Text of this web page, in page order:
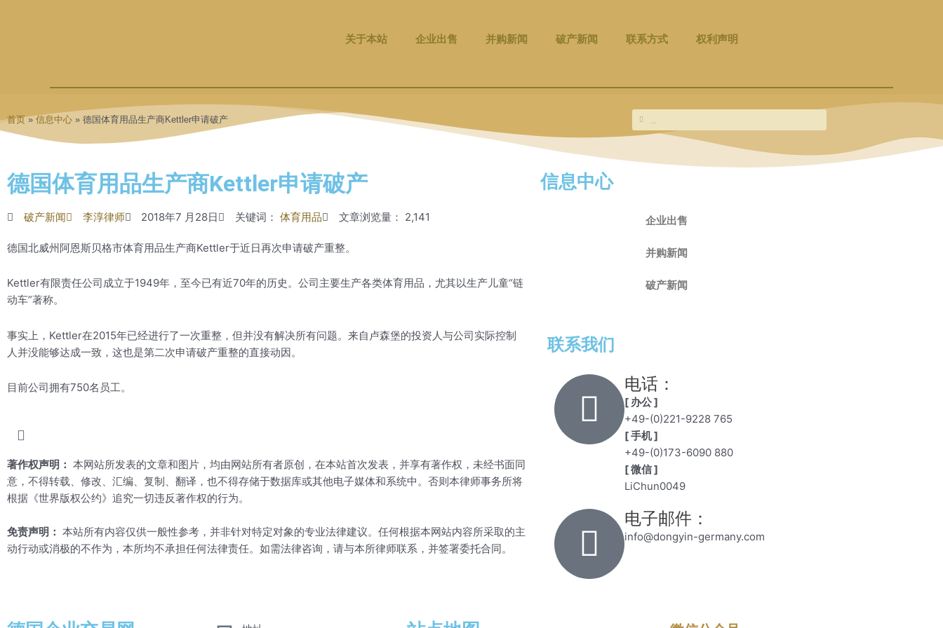
关于本站 企业出售 并购新闻 破产新闻 联系方式 权利声明
首页» 信息中心 » 德国体育用品生产商Kettler申请破产 Search
Search
德国体育用品生产商Kettler申请破产
破产新闻 李淳律师 2018年7 月28日 关键词： 体育用品 文章浏览量： 2,141
德国北威州阿恩斯贝格市体育用品生产商Kettler于近日再次申请破产重整。
Kettler有限责任公司成立于1949年，至今已有近70年的历史。公司主要生产各类体育用品，尤其以生产儿童“链
动车”著称。
事实上，Kettler在2015年已经进行了一次重整，但并没有解决所有问题。来自卢森堡的投资人与公司实际控制
人并没能够达成一致，这也是第二次申请破产重整的直接动因。
目前公司拥有750名员工。
著作权声明： 本网站所发表的文章和图片，均由网站所有者原创，在本站首次发表，并享有著作权，未经书面同
意，不得转载、修改、汇编、复制、翻译，也不得存储于数据库或其他电子媒体和系统中。否则本律师事务所将
根据《世界版权公约》追究一切违反著作权的行为。
免责声明： 本站所有内容仅供一般性参考，并非针对特定对象的专业法律建议。任何根据本网站内容所采取的主
动行动或消极的不作为，本所均不承担任何法律责任。如需法律咨询，请与本所律师联系，并签署委托合同。
信息中心
企业出售
并购新闻
破产新闻
联系我们
电话：
[ 办公 ]
+49-(0)221-9228 765
[ 手机 ]
+49-(0)173-6090 880
[ 微信 ]
LiChun0049
电子邮件：
info@dongyin-germany.com